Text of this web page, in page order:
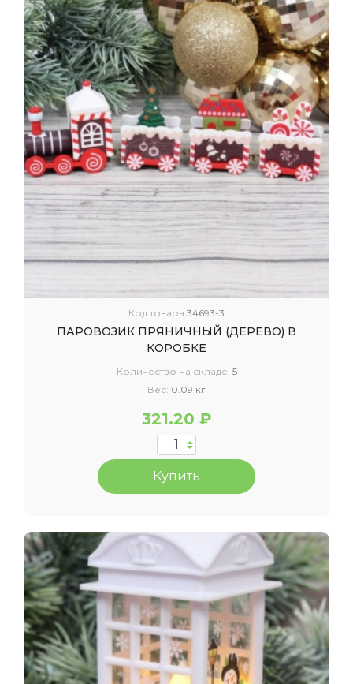
Код товара 34693-3
ПАРОВОЗИК ПРЯНИЧНЫЙ (ДЕРЕВО) В
КОРОБКЕ
Количество на складе: 5
Вес: 0.09 кг
321.20 ₽
Купить